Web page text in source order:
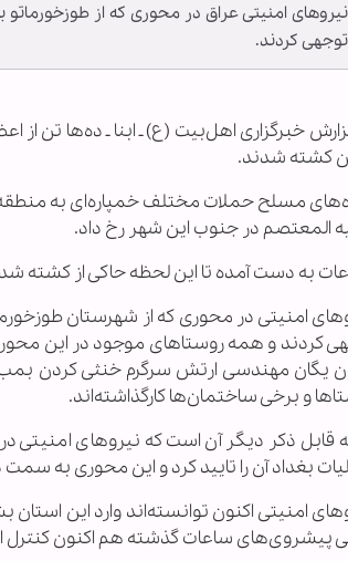
نیروهای امنیتی عراق در محوری که از
توجهی کردند.
خبرگزاری اهل‌بیت (ع) ـ ابنا ـ ده‌ها تن
کشته شدند.
مسلح حملات مختلف خمپاره‌ای به منطقه
المعتصم در جنوب این شهر رخ داد.
دست آمده تا این لحظه حاکی از کشته شدن ۷ تن از افراد مسلح است. هم اکنون نیز درگیریهای پراکنده ادامه
امنیتی در محوری که از شهرستان
کردند و همه روستاهای موجود در این محور
یگان مهندسی ارتش سرگرم خنثی کردن
و برخی ساختمان‌ها کارگذاشته‌اند.
قابل ذکر دیگر آن است که نیروهای
بغداد آن را تایید کرد و این محوری به
امنیتی اکنون توانسته‌اند وارد این استان
پیشروی‌های ساعات گذشته هم اکنون کنترل